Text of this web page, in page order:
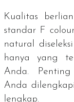
Kualitas
standar F
natural
hanya yang
Anda.
Anda
lengkap.